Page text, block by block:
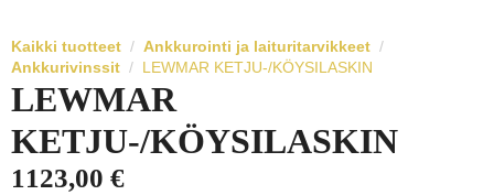
Kaikki tuotteet
Ankkurointi ja laituritarvikkeet
Ankkurivinssit
LEWMAR KETJU-/KÖYSILASKIN
LEWMAR
KETJU-/KÖYSILASKIN
1123,00 €